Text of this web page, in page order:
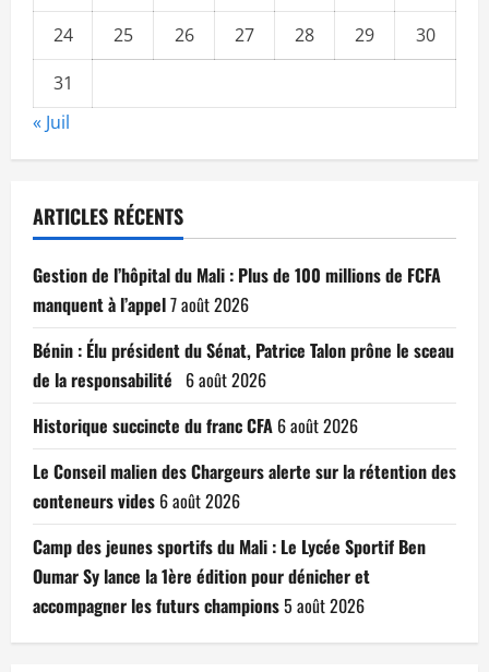
24
25 26 27 28 29
30
31
« Juil
ARTICLES RÉCENTS
Gestion de l’hôpital du Mali : Plus de 100 millions de FCFA
manquent à l’appel7 août 2026
Bénin : Élu président du Sénat, Patrice Talon prône le sceau
de la responsabilité 6 août 2026
Historique succincte du franc CFA 6 août 2026
Le Conseil malien des Chargeurs alerte sur la rétention des
conteneurs vides 6 août 2026
Camp des jeunes sportifs du Mali : Le Lycée Sportif Ben
Oumar Sy lance la 1ère édition pour dénicher et
accompagner les futurs champions5 août 2026